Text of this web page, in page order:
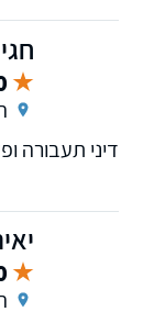
דיני תעבורה